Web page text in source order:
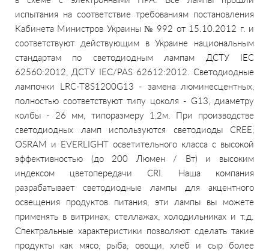
испытания на соответствие требованиям постановления
Кабинета Министров Украины № 992 от 15.10.2012 г. и
соответствуют действующим в Украине национальным
стандартам по светодиодным лампам ДСТУ IEC
62560:2012, ДСТУ IEC/PAS 62612:2012. Светодиодные
лампочки LRC-T8S1200G13 - замена люминесцентных,
полностью соответствуют типу цоколя - G13, диаметру
колбы - 26 мм, типоразмеру 1,2м. При производстве
светодиодных ламп используются светодиоды CREE,
OSRAM и EVERLIGHT осветительного класса с высокой
эффективностью (до 200 Люмен / Вт) и высоким
индексом цветопередачи CRI.
Наша компания
разрабатывает светодиодные лампы для акцентного
освещения продуктов питания, эти лампы вы можете
применять в витринах, стеллажах, холодильниках и т.д.
Спектральные характеристики позволяют сделать такие
продукты как мясо, рыба, овощи, хлеб и сыр более